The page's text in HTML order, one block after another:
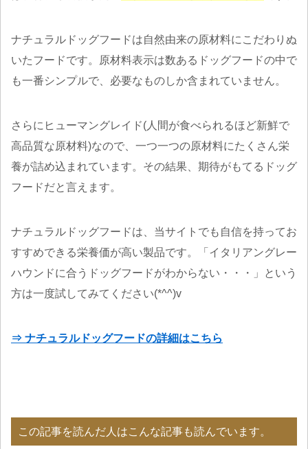
ナチュラルドッグフードは自然由来の原材料にこだわりぬ
いたフードです。原材料表示は数あるドッグフードの中で
も一番シンプルで、必要なものしか含まれていません。
さらにヒューマングレイド(人間が食べられるほど新鮮で
高品質な原材料)なので、一つ一つの原材料にたくさん栄
養が詰め込まれています。その結果、期待がもてるドッグ
フードだと言えます。
ナチュラルドッグフードは、当サイトでも自信を持ってお
すすめできる栄養価が高い製品です。「イタリアングレー
ハウンドに合うドッグフードがわからない・・・」という
方は一度試してみてください(*^^)v
⇒ ナチュラルドッグフードの詳細はこちら
この記事を読んだ人はこんな記事も読んでいます。